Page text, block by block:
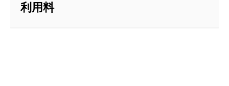
利用料